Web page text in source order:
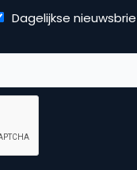
zo geinteresseerd in
Dagelijkse